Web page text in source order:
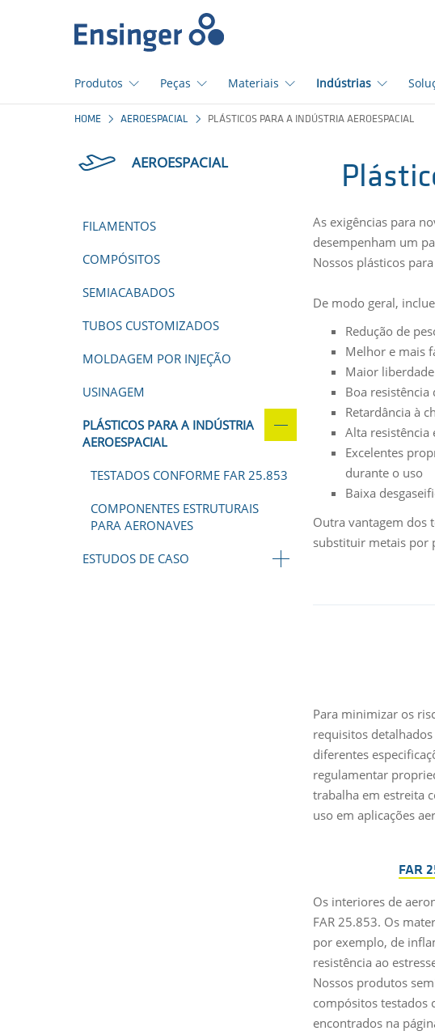
Produtos Peças Materiais Indústrias
HOME AEROESPACIAL PLÁSTICOS PARA A INDÚSTRIA AEROESPACIAL
AEROESPACIAL
FILAMENTOS
COMPÓSITOS
SEMIACABADOS
TUBOS CUSTOMIZADOS
MOLDAGEM POR INJEÇÃO
USINAGEM
PLÁSTICOS PARA A INDÚSTRIA
AEROESPACIAL
TESTADOS CONFORME FAR 25.853
COMPONENTES ESTRUTURAIS
PARA AERONAVES
ESTUDOS DE CASO
As exigências para
desempenham um
Nossos plásticos
De modo geral,
Redução de
Melhor e mais
Maior
Boa resistência
Retardância à
Alta resistência
Excelentes
durante o uso
Baixa
Outra vantagem dos
substituir metais por
Para minimizar os
requisitos
diferentes
regulamentar
trabalha em estreita
uso em aplicações
FAR
Os interiores de
FAR 25.853. Os
por exemplo, de
resistência ao
Nossos produtos
compósitos testados
encontrados na